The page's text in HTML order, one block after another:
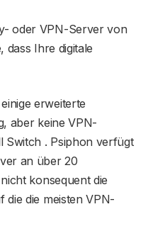
oder VPN-Server von
dass Ihre digitale
erweiterte
aber keine VPN-
Switch . Psiphon verfügt
an über 20
konsequent die
die die meisten VPN-